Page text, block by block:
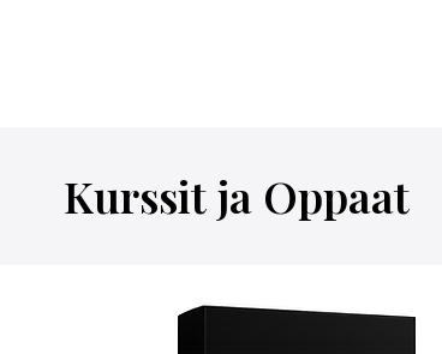
Kurssit ja Oppaat